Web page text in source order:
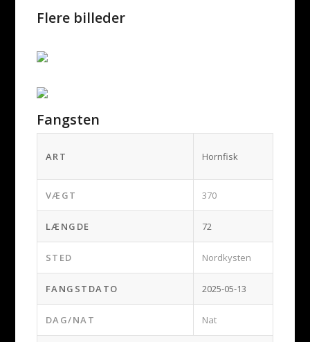
Flere billeder
Fangsten
ART Hornfisk
VÆGT 370
LÆNGDE 72
STED Nordkysten
FANGSTDATO 2025-05-13
DAG/NAT Nat